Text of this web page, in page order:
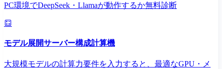
PC環境でDeepSeek・Llamaが動作するか無料診断
モデル展開サーバー構成計算機
大規模モデルの計算力要件を入力すると、最適なGPU・メ